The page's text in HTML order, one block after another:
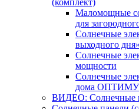
(комплект)
Маломощные
для
Солнечные
выходного дня»
Солнечные
мощности
Солнечные
дома
ВИДЕО: Солнечные